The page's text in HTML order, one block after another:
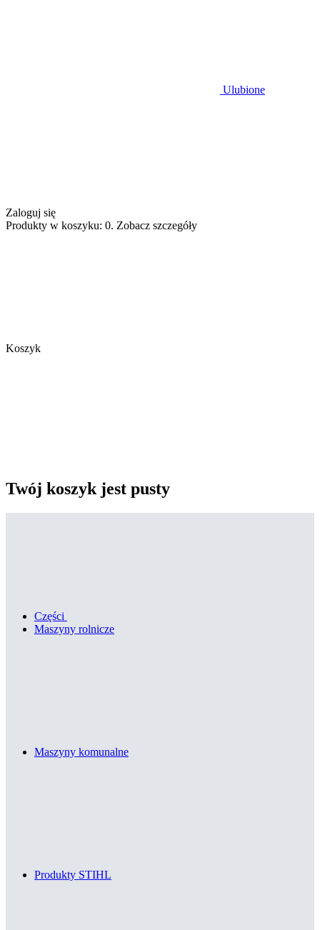
Ulubione
Zaloguj się
Produkty w koszyku: 0. Zobacz szczegóły
Koszyk
Twój koszyk jest pusty
Części
Maszyny rolnicze
Maszyny komunalne
Produkty STIHL